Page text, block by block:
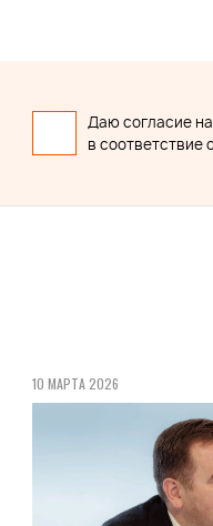
Даю согласие
в соответствие с
10 МАРТА 2026